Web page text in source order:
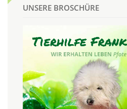
UNSERE BROSCHÜRE